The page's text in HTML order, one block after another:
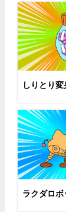
しりとり
ラクダロボ